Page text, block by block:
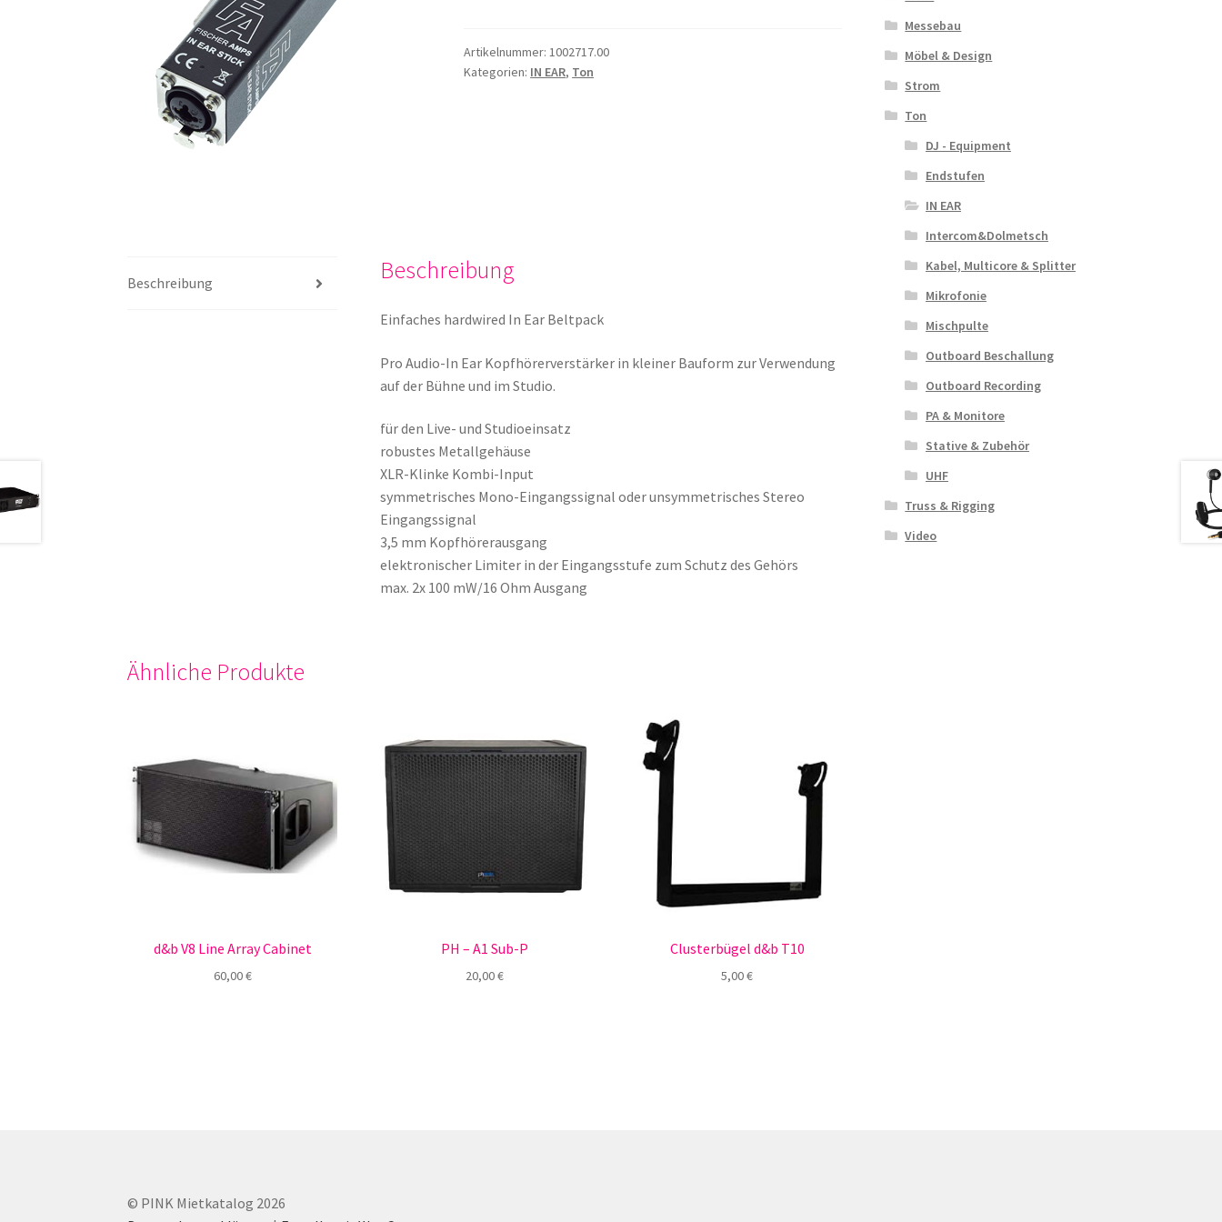
Artikelnummer:1002717.00
Kategorien: IN EAR, Ton
Beschreibung Beschreibung
Einfaches hardwired In Ear Beltpack
Pro Audio-In Ear Kopfhörerverstärker in kleiner Bauform zur Verwendung
auf der Bühne und im Studio.
für den Live- und Studioeinsatz
robustes Metallgehäuse
XLR-Klinke Kombi-Input
symmetrisches Mono-Eingangssignal oder unsymmetrisches Stereo
Eingangssignal
3,5 mm Kopfhörerausgang
elektronischer Limiter in der Eingangsstufe zum Schutz des Gehörs
max. 2x 100 mW/16 Ohm Ausgang
Ähnliche Produkte
d&b V8 Line Array Cabinet
60,00€
PH – A1 Sub-P
20,00€
Clusterbügel d&b T10
5,00€
Messebau
Möbel & Design
Strom
Ton
DJ - Equipment
Endstufen
IN EAR
Intercom&Dolmetsch
Kabel, Multicore & Splitter
Mikrofonie
Mischpulte
Outboard Beschallung
Outboard Recording
PA & Monitore
Stative & Zubehör
UHF
Truss & Rigging
Video
© PINK Mietkatalog 2026